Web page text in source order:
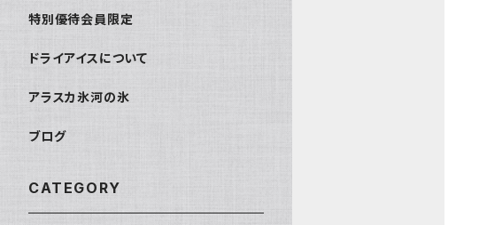
特別優待会員限定
ドライアイスについて
アラスカ氷河の氷
ブログ
CATEGORY